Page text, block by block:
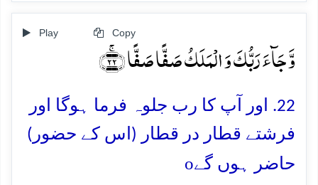
Play Copy
وَّ جَآءَ رَبُّکَ وَ الۡمَلَکُ صَفًّا صَفًّا ﴿ۚ۲۲﴾
22. اور آپ کا رب جلوہ فرما ہوگا اور
فرشتے قطار در قطار (اس کے حضور)
حاضر ہوں گےo